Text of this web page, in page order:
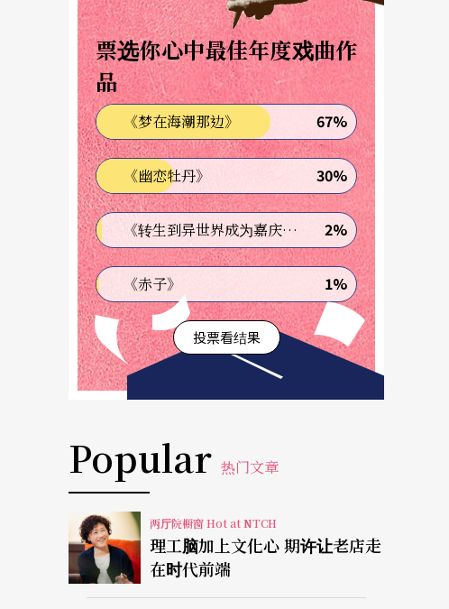
票选你心中最佳年度戏曲作
品
《梦在海潮那边》 67%
《幽恋牡丹》 30%
《转生到异世界成为嘉庆君—发现我的祖先是诈骗集团!?》 2%
《赤子》 1%
投票看结果
Popular 热门文章
两厅院橱窗 Hot at NTCH
理工脑加上文化心 期许让老店走
在时代前端